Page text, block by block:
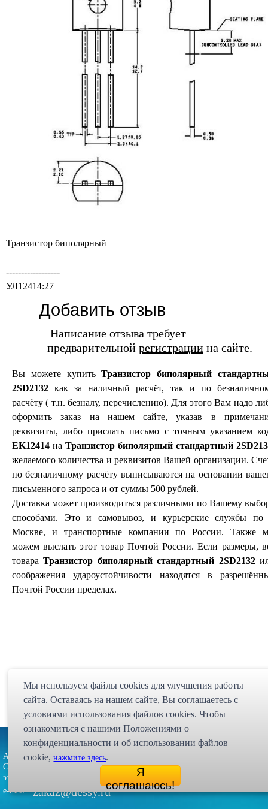
Транзистор биполярный
------------------
УЛ12414:27
Добавить отзыв
Написание отзыва требует
предварительной регистрации на сайте.
Вы можете купитьТранзистор биполярный
2SD2132 как за наличный расчёт, так и по
расчёту ( т.н. безналу, перечислению). Для этого Вам надо
оформить заказ на нашем сайте, указав в
реквизиты, либо прислать письмо с точным указанием
EK12414 на Транзистор биполярный стандартный
желаемого количества и реквизитов Вашей организации.
по безналичному расчёту выписываются на основании
письменного запроса и от суммы 500 рублей.
Доставка может производиться различными по Вашему
способами. Это и самовывоз, и курьерские службы по
Москве, и транспортные компании по России. Также
можем выслать этот товар Почтой России. Если размеры,
товараТранзистор биполярный стандартный 2SD2132
соображения удароустойчивости находятся в
Почтой России пределах.
Мы используем файлы cookies для улучшения работы
сайта. Оставаясь на нашем сайте, Bы соглашаетесь с
условиями использования файлов cookies. Чтобы
ознакомиться с нашими Положениями о
конфиденциальности и об использовании файлов
cookie,нажмите здесь.
Я
соглашаюсь!
Партнёрская программа Карта сайта Статьи Экспедиция
Адрес: 107023, г. Москва, ул. Малая
Семёновская, д. 3А, стр. 1, 5-й
этаж, офис 513
e-mail:
zakaz@dessy.ru